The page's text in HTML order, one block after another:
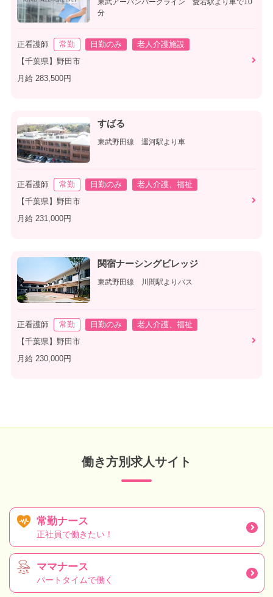
東武アーバンパークライン 愛宕駅より車で10
分
正看護師 常勤 日勤のみ
老人介護施設
【千葉県】野田市
月給 283,500円
すばる
東武野田線 運河駅より車
正看護師 常勤 日勤のみ
老人介護、福祉
【千葉県】野田市
月給 231,000円
関宿ナーシングビレッジ
東武野田線 川間駅よりバス
正看護師 常勤 日勤のみ
老人介護、福祉
【千葉県】野田市
月給 230,000円
働き方別求人サイト
常勤ナース
正社員で働きたい！
ママナース
パートタイムで働く